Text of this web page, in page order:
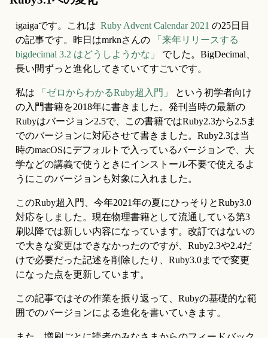
igaigaです。これは Ruby Advent Calendar 2021 の25日目
の記事です。昨日はmrknさんの
「来年リリースする
bigdecimal 3.2 はどうしようかな」
でした。BigDecimal、
長い間ずっと進化してきていてすごいです。
私は 「ゼロからわかるRuby超入門」
という初学者向け
の入門書籍を2018年に書きました。発刊当時の最新の
Rubyはバージョン2.5で、この書籍ではRuby2.3から2.5ま
でのバージョンに対応させて書きました。Ruby2.3は当
時のmacOSにデフォルトで入っているバージョンで、大
学などの講義で使うときにインストール不要で使えるよ
うにこのバージョンも対象に入れました。
このRuby超入門、今年2021年の夏にひっそりとRuby3.0
対応をしました。現在物理書籍として流通している第3
刷以降では新しい内容になっています。改訂ではないの
で大きな変更はできなかったのですが、Ruby2.3や2.4だ
けで必要だった記述を削除したり、Ruby3.0までで変更
になった点を更新しています。
この記事ではその作業を振り返って、Rubyの基礎的な範
囲でのバージョンによる進化を書いていきます。